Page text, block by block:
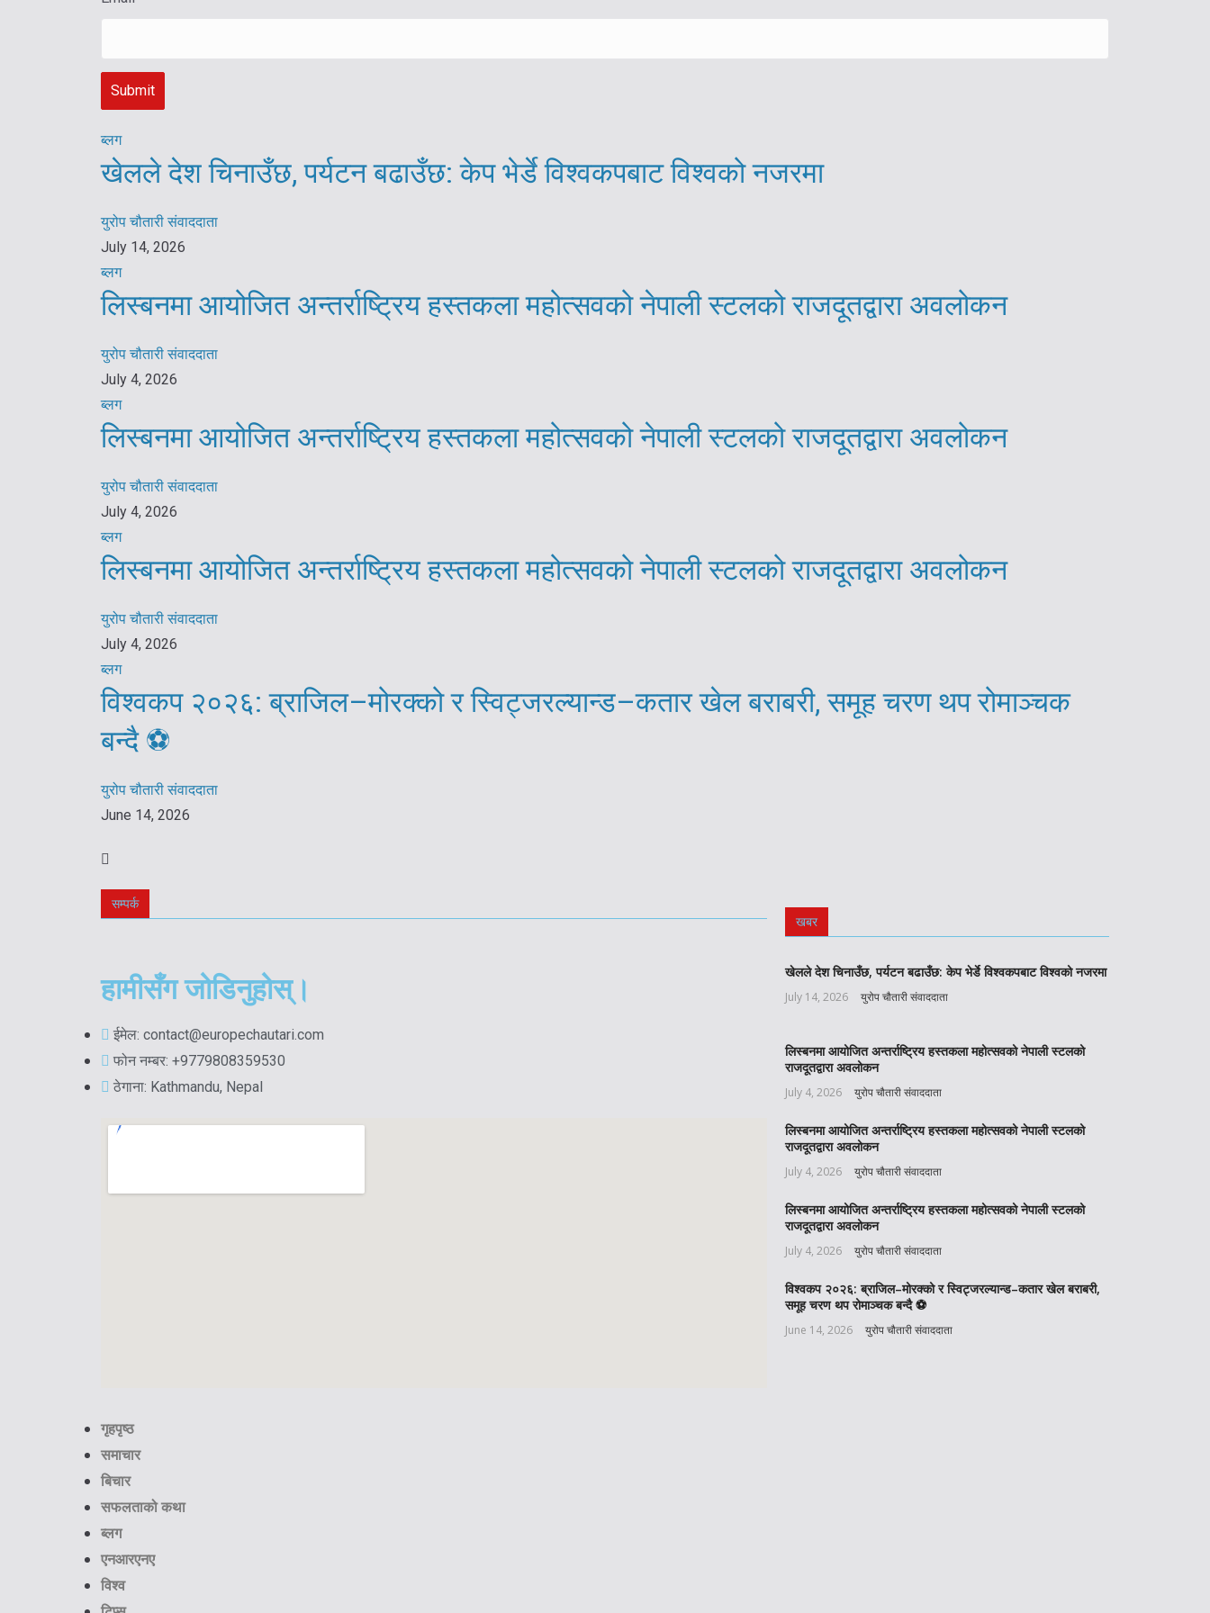
ब्लग
खेलले देश चिनाउँछ, पर्यटन बढाउँछ: केप भेर्डे विश्वकपबाट विश्वको नजरमा
युरोप चौतारी संवाददाता
July 14, 2026
ब्लग
लिस्बनमा आयोजित अन्तर्राष्ट्रिय हस्तकला महोत्सवको नेपाली स्टलको राजदूतद्वारा अवलोकन
युरोप चौतारी संवाददाता
July 4, 2026
ब्लग
लिस्बनमा आयोजित अन्तर्राष्ट्रिय हस्तकला महोत्सवको नेपाली स्टलको राजदूतद्वारा अवलोकन
युरोप चौतारी संवाददाता
July 4, 2026
ब्लग
लिस्बनमा आयोजित अन्तर्राष्ट्रिय हस्तकला महोत्सवको नेपाली स्टलको राजदूतद्वारा अवलोकन
युरोप चौतारी संवाददाता
July 4, 2026
ब्लग
विश्वकप २०२६: ब्राजिल–मोरक्को र स्विट्जरल्यान्ड–कतार खेल बराबरी, समूह चरण थप रोमाञ्चक
बन्दै ⚽️
युरोप चौतारी संवाददाता
June 14, 2026
सम्पर्क
हामीसँग जोडिनुहोस्।
ईमेल: contact@europechautari.com
फोन नम्बर: +9779808359530
ठेगाना: Kathmandu, Nepal
खबर
खेलले देश चिनाउँछ, पर्यटन बढाउँछ: केप भेर्डे विश्वकपबाट विश्वको नजरमा
July 14, 2026 युरोप चौतारी संवाददाता
लिस्बनमा आयोजित अन्तर्राष्ट्रिय हस्तकला महोत्सवको नेपाली स्टलको
राजदूतद्वारा अवलोकन
July 4, 2026 युरोप चौतारी संवाददाता
लिस्बनमा आयोजित अन्तर्राष्ट्रिय हस्तकला महोत्सवको नेपाली स्टलको
राजदूतद्वारा अवलोकन
July 4, 2026 युरोप चौतारी संवाददाता
लिस्बनमा आयोजित अन्तर्राष्ट्रिय हस्तकला महोत्सवको नेपाली स्टलको
राजदूतद्वारा अवलोकन
July 4, 2026 युरोप चौतारी संवाददाता
विश्वकप २०२६: ब्राजिल–मोरक्को र स्विट्जरल्यान्ड–कतार खेल बराबरी,
समूह चरण थप रोमाञ्चक बन्दै ⚽️
June 14, 2026 युरोप चौतारी संवाददाता
गृहपृष्ठ
समाचार
बिचार
सफलताको कथा
ब्लग
एनआरएनए
विश्व